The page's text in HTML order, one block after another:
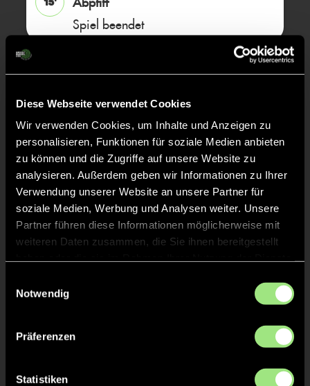
Diese Webseite verwendet Cookies
Wir verwenden Cookies, um Inhalte und Anzeigen zu
personalisieren, Funktionen für soziale Medien anbieten
zu können und die Zugriffe auf unsere Website zu
analysieren. Außerdem geben wir Informationen zu Ihrer
Verwendung unserer Website an unsere Partner für
soziale Medien, Werbung und Analysen weiter. Unsere
Partner führen diese Informationen möglicherweise mit
weiteren Daten zusammen, die Sie ihnen bereitgestellt
Notwendig
Präferenzen
Statistiken
15'
Spiel beendet
TheodorH.
TOR 1:1, FELDTOR